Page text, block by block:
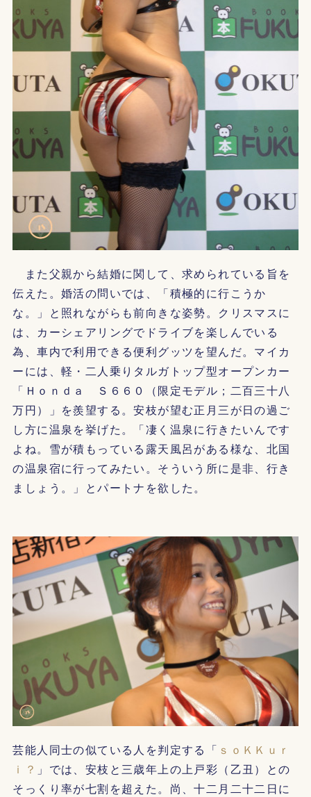
また父親から結婚に関して、求められている旨を
伝えた。婚活の問いでは、「積極的に行こうか
な。」と照れながらも前向きな姿勢。クリスマスに
は、カーシェアリングでドライブを楽しんでいる
為、車内で利用できる便利グッツを望んだ。マイカ
ーには、軽・二人乗りタルガトップ型オープンカー
「Ｈｏｎｄａ Ｓ６６０（限定モデル；二百三十八
万円）」を羨望する。安枝が望む正月三が日の過ご
し方に温泉を挙げた。「凄く温泉に行きたいんです
よね。雪が積もっている露天風呂がある様な、北国
の温泉宿に行ってみたい。そういう所に是非、行き
ましょう。」とパートナを欲した。
芸能人同士の似ている人を判定する「 ｓｏＫＫｕｒ
ｉ？ 」では、安枝と三歳年上の上戸彩（乙丑）との
そっくり率が七割を超えた。尚、十二月二十二日に